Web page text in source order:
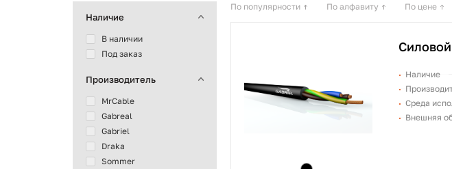
Наличие
В наличии
Под заказ
Производитель
MrCable
Gabreal
Gabriel
Draka
Sommer
По популярности По алфавиту По цене
Наличие
Среда
Внешняя